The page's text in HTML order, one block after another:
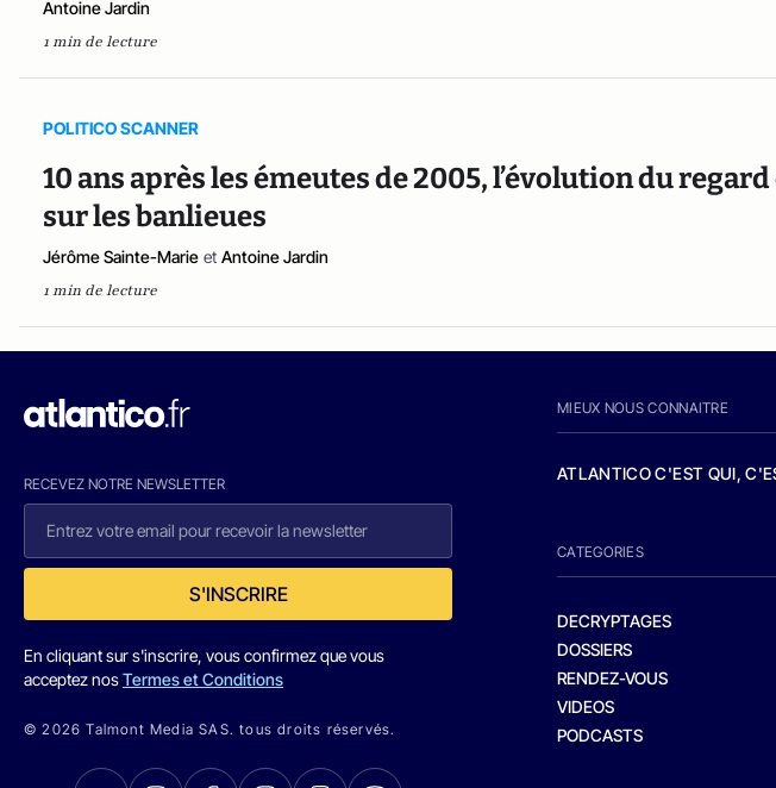
Antoine Jardin
1 min de lecture
POLITICO SCANNER
10 ans après les émeutes de 2005, l’évolution du
sur les banlieues
Jérôme Sainte-Marie et Antoine Jardin
1 min de lecture
RECEVEZ NOTRE NEWSLETTER
S'INSCRIRE
En cliquant sur s'inscrire, vous confirmez que vous
acceptez nosTermes et Conditions
© 2026 Talmont Media SAS. tous droits réservés.
MIEUX NOUS CONNAITRE
ATLANTICO C'EST QUI,
CATEGORIES
DECRYPTAGES
DOSSIERS
RENDEZ-VOUS
VIDEOS
PODCASTS